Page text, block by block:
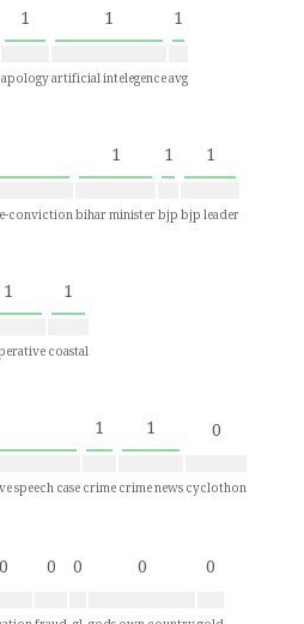
1
apology
1
artificial intelegence
1
avg
conviction
1
bihar minister
1
bjp
1
bjp leader
1 1
coastal
speech case
1
crime
1
crime news
0
cyclothon
0 0 0 0 0